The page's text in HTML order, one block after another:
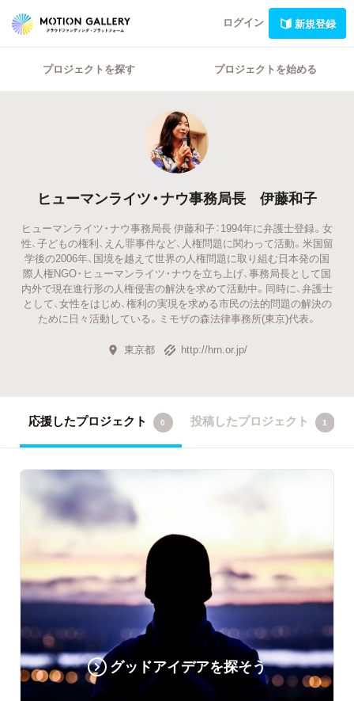
ログイン 新規登録
プロジェクトを探す プロジェクトを始める
ヒューマンライツ・ナウ事務局長 伊藤和子
ヒューマンライツ・ナウ事務局長 伊藤和子：1994年に弁護士登録。女
性、子どもの権利、えん罪事件など、人権問題に関わって活動。米国留
学後の2006年、国境を越えて世界の人権問題に取り組む日本発の国
際人権NGO・ヒューマンライツ・ナウを立ち上げ、事務局長として国
内外で現在進行形の人権侵害の解決を求めて活動中。同時に、弁護士
として、女性をはじめ、権利の実現を求める市民の法的問題の解決の
ために日々活動している。ミモザの森法律事務所(東京)代表。
東京都 http://hrn.or.jp/
応援したプロジェクト 0 投稿したプロジェクト 1
グッドアイデアを探そう